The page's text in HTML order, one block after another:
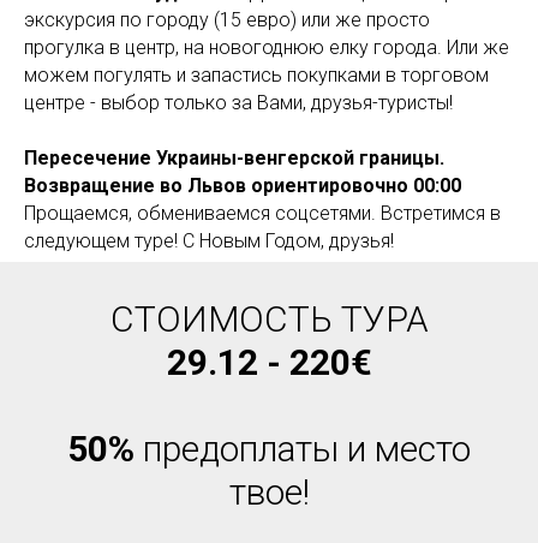
экскурсия по городу (15 евро) или же просто
прогулка в центр, на новогоднюю елку города. Или же
можем погулять и запастись покупками в торговом
центре - выбор только за Вами, друзья-туристы!
Пересечение Украины-венгерской границы.
Возвращение во Львов ориентировочно 00:00
Прощаемся, обмениваемся соцсетями. Встретимся в
следующем туре! С Новым Годом, друзья!
СТОИМОСТЬ ТУРА
29.12 - 220€
50% предоплаты и место
твое!